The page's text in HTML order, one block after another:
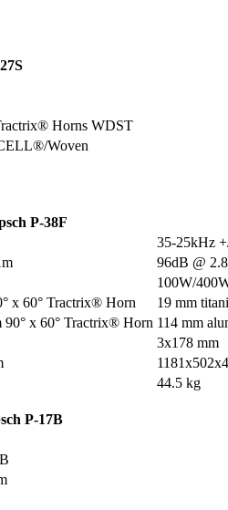
Horns WDST
Woven
P-38F
35-25kHz
96dB @
100W/
x 60° Tractrix® Horn
19 mm
90° x 60° Tractrix® Horn 114 mm
3x178 mm
44.5 kg
P-17B